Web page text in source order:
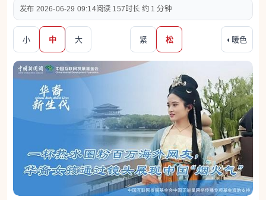
2026-06-29 09:14 157 约 1 分钟
小 中 大 紧 松 ◐ 暖色